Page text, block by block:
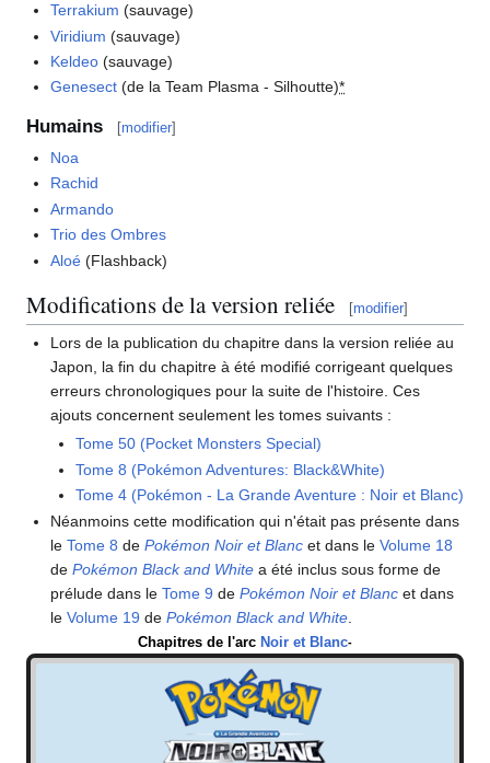
Terrakium (sauvage)
Viridium (sauvage)
Keldeo (sauvage)
Genesect (de la Team Plasma - Silhoutte)*
Humains [modifier]
Noa
Rachid
Armando
Trio des Ombres
Aloé (Flashback)
Modifications de la version reliée [modifier]
Lors de la publication du chapitre dans la version reliée au
Japon, la fin du chapitre à été modifié corrigeant quelques
erreurs chronologiques pour la suite de l'histoire. Ces
ajouts concernent seulement les tomes suivants :
Tome 50 (Pocket Monsters Special)
Tome 8 (Pokémon Adventures: Black&White)
Tome 4 (Pokémon - La Grande Aventure : Noir et Blanc)
Néanmoins cette modification qui n'était pas présente dans
leTome 8 dePokémon Noir et Blanc et dans leVolume 18
dePokémon Black and White a été inclus sous forme de
prélude dans leTome 9 dePokémon Noir et Blanc et dans
leVolume 19 dePokémon Black and White
Chapitres de l'arc Noir et Blanc-